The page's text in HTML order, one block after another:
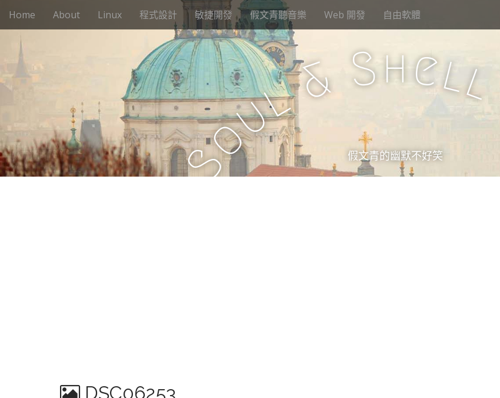
M
e
i
c
n
t
Home About Linux 程式設計 敏捷開發 假文青聽音樂 Web 開發 自由軟體
S
o
u
l& Shell
假文青的幽默不好笑
DSC06253_